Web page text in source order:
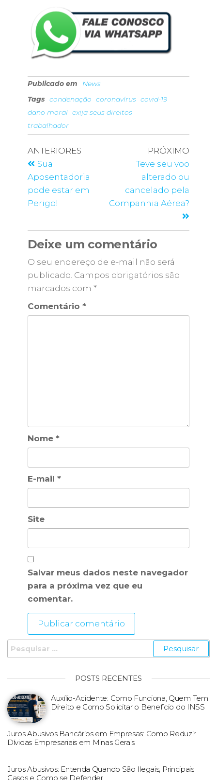
Publicado em
News
Tags condenação coronavírus covid-19
dano moral exija seus direitos
trabalhador
ANTERIORES
Sua
Aposentadoria
pode estar em
Perigo!
PRÓXIMO
Teve seu voo
alterado ou
cancelado pela
Companhia Aérea?
Deixe um comentário
O seu endereço de e-mail não será
publicado. Campos obrigatórios são
marcados com *
Comentário *
Nome *
E-mail *
Site
Salvar meus dados neste navegador
para a próxima vez que eu
comentar.
POSTS RECENTES
Auxílio-Acidente: Como Funciona, Quem Tem
Direito e Como Solicitar o Benefício do INSS
Juros Abusivos Bancários em Empresas: Como Reduzir
Dívidas Empresariais em Minas Gerais
Juros Abusivos: Entenda Quando São Ilegais, Principais
Casos e Como se Defender